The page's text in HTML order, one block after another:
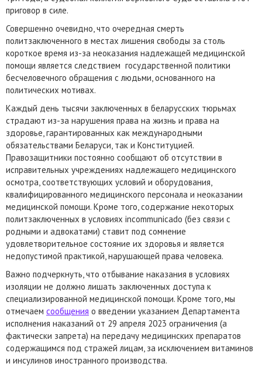
приговор в силе.
Совершенно очевидно, что очередная смерть
политзаключенного в местах лишения свободы за столь
короткое время из-за неоказания надлежащей медицинской
помощи является следствием государственной политики
бесчеловечного обращения с людьми, основанного на
политических мотивах.
Каждый день тысячи заключенных в беларусских тюрьмах
страдают из-за нарушения права на жизнь и права на
здоровье, гарантированных как международными
обязательствами Беларуси, так и Конституцией.
Правозащитники постоянно сообщают об отсутствии в
исправительных учреждениях надлежащего медицинского
осмотра, соответствующих условий и оборудования,
квалифицированного медицинского персонала и неоказании
медицинской помощи. Кроме того, содержание некоторых
политзаключенных в условиях incommunicado (без связи с
родными и адвокатами) ставит под сомнение
удовлетворительное состояние их здоровья и является
недопустимой практикой, нарушающей права человека.
Важно подчеркнуть, что отбывание наказания в условиях
изоляции не должно лишать заключенных доступа к
специализированной медицинской помощи. Кроме того, мы
отмечаем сообщения о введении указанием Департамента
исполнения наказаний от 29 апреля 2023 ограничения (а
фактически запрета) на передачу медицинских препаратов
содержащимся под стражей лицам, за исключением витаминов
и инсулинов иностранного производства.